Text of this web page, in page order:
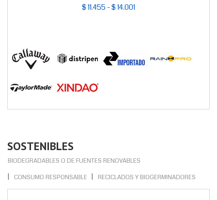
$ 11.455 - $ 14.001
SOSTENIBLES
BIODEGRADABLES O DE FUENTES RENOVABLES
CONSUMO RESPONSABLE
RECICLADOS Y BIOGERMINADORES